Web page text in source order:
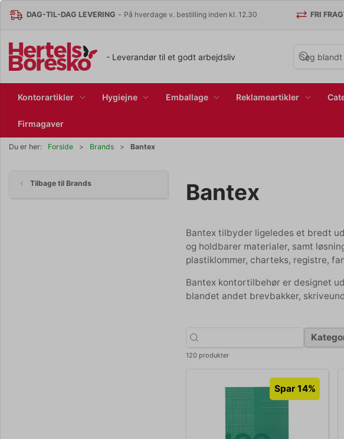
DAG-TIL-DAG LEVERING - På hverdage v. bestilling inden kl. 12.30 FRI
- Leverandør til et godt arbejdsliv
Kontorartikler Hygiejne Emballage Reklameartikler
Firmagaver
Du er her: Forside Brands Bantex
Tilbage til Brands Bantex
Bantex tilbyder ligeledes et bredt
og holdbarer materialer, samt
plastiklommer, charteks, registre,
Bantex kontortilbehør er designet
blandet andet brevbakker,
120 produkter
Spar 14%